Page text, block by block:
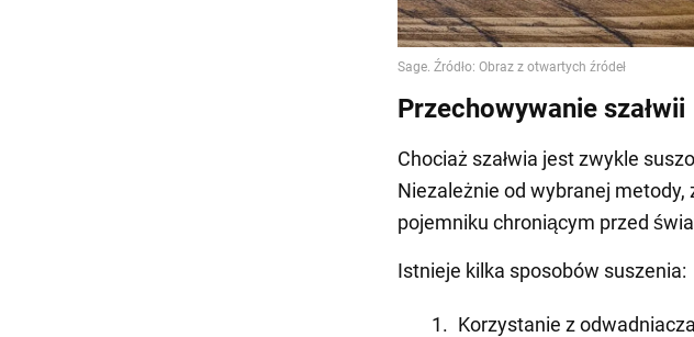
Przechowywanie szałwii
Chociaż szałwia jest zwykle
Niezależnie od wybranej metody,
pojemniku chroniącym przed
Istnieje kilka sposobów suszenia:
Korzystanie z